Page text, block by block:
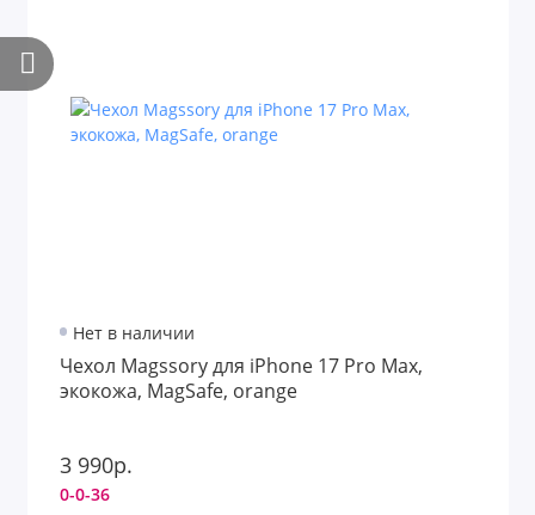
Нет в наличии
Чехол Magssory для iPhone 17 Pro Max,
экокожа, MagSafe, orange
3 990р.
0-0-36